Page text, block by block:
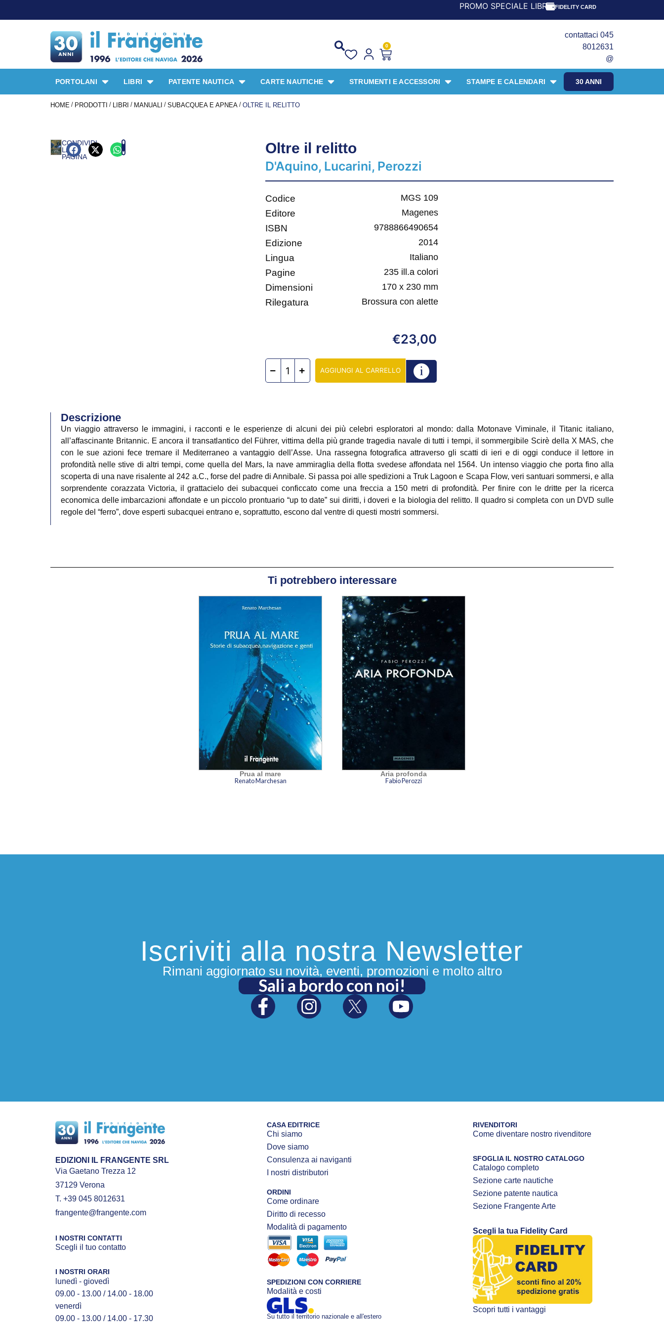
PROMO SPECIALE LIBRI PER I 30 ANNI DEL FRANGENTE! ***
FIDELITY CARD
0
contattaci 045
8012631
@
30 ANNI
PORTOLANI LIBRI PATENTE NAUTICA CARTE NAUTICHE STRUMENTI E ACCESSORI STAMPE E CALENDARI
HOME / PRODOTTI / LIBRI / MANUALI / SUBACQUEA E APNEA / OLTRE IL RELITTO
CONDIVIDI
LA
PAGINA
Oltre il relitto
D'Aquino, Lucarini, Perozzi
Codice MGS 109
Editore Magenes
ISBN 9788866490654
Edizione 2014
Lingua Italiano
Pagine 235 ill.a colori
Dimensioni 170 x 230 mm
Rilegatura Brossura con alette
€23,00
AGGIUNGI AL CARRELLO
Descrizione
Un viaggio attraverso le immagini, i racconti e le esperienze di alcuni dei più celebri esploratori al mondo: dalla Motonave Viminale, il Titanic italiano,
all’affascinante Britannic. E ancora il transatlantico del Führer, vittima della più grande tragedia navale di tutti i tempi, il sommergibile Scirè della X MAS, che
con le sue azioni fece tremare il Mediterraneo a vantaggio dell’Asse. Una rassegna fotografica attraverso gli scatti di ieri e di oggi conduce il lettore in
profondità nelle stive di altri tempi, come quella del Mars, la nave ammiraglia della flotta svedese affondata nel 1564. Un intenso viaggio che porta fino alla
scoperta di una nave risalente al 242 a.C., forse del padre di Annibale. Si passa poi alle spedizioni a Truk Lagoon e Scapa Flow, veri santuari sommersi, e alla
sorprendente corazzata Victoria, il grattacielo dei subacquei conficcato come una freccia a 150 metri di profondità. Per finire con le dritte per la ricerca
economica delle imbarcazioni affondate e un piccolo prontuario “up to date” sui diritti, i doveri e la biologia del relitto. Il quadro si completa con un DVD sulle
regole del “ferro”, dove esperti subacquei entrano e, soprattutto, escono dal ventre di questi mostri sommersi.
Ti potrebbero interessare
Prua al mare
Renato Marchesan
Aria profonda
Fabio Perozzi
Iscriviti alla nostra Newsletter
Rimani aggiornato su novità, eventi, promozioni e molto altro
Sali a bordo con noi!
EDIZIONI IL FRANGENTE SRL
Via Gaetano Trezza 12
37129 Verona
T. +39 045 8012631
frangente@frangente.com
I NOSTRI CONTATTI
Scegli il tuo contatto
I NOSTRI ORARI
lunedì - giovedì
09.00 - 13.00 / 14.00 - 18.00
venerdì
09.00 - 13.00 / 14.00 - 17.30
CASA EDITRICE
Chi siamo
Dove siamo
Consulenza ai naviganti
I nostri distributori
ORDINI
Come ordinare
Diritto di recesso
Modalità di pagamento
SPEDIZIONI CON CORRIERE
Modalità e costi
Su tutto il territorio nazionale e all'estero
RIVENDITORI
Come diventare nostro rivenditore
SFOGLIA IL NOSTRO CATALOGO
Catalogo completo
Sezione carte nautiche
Sezione patente nautica
Sezione Frangente Arte
Scegli la tua Fidelity Card
Scopri tutti i vantaggi